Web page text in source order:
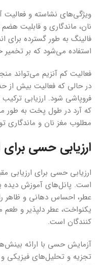
ویژگی‌های نشاسته و فعالیت
نان، ماندگاری و قابلیت
فالینگ به طور گسترده برای
استفاده می‌شود که بر تخمیر
فعالیت کم آنزیم می‌تواند
در حالی که فعالیت بیش
فروپاشی شود. ارزیابی
که آرد در طول پخت به طور
مطلوب مغز نان و ماندگاری
ارزیابی حسی
ارزیابی حسی برای ارزیابی
است. پانل‌های آموزش دیده
عطر، احساس دهانی و ظاهر را
یکنواخت، عطر دلپذیر و
کنندگان است.
آزمایش حسی با ارائه
تجزیه و تحلیل‌های فیزیکی